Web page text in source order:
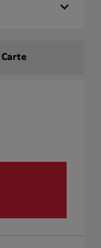
Carte